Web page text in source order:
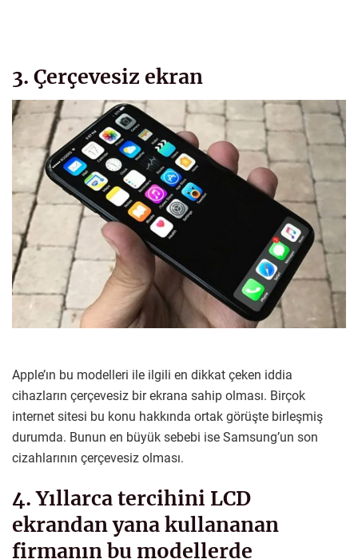
3. Çerçevesiz ekran
Apple’ın bu modelleri ile ilgili en dikkat çeken iddia
cihazların çerçevesiz bir ekrana sahip olması. Birçok
internet sitesi bu konu hakkında ortak görüşte birleşmiş
durumda. Bunun en büyük sebebi ise Samsung’un son
cizahlarının çerçevesiz olması.
4. Yıllarca tercihini LCD
ekrandan yana kullananan
firmanın bu modellerde